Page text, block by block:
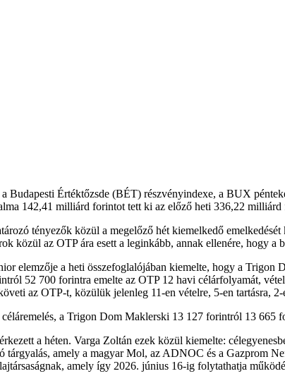
Budapesti Értéktőzsde (BÉT) részvényindexe, a BUX
142,41 milliárd forintot tett ki az előző heti 336,22
tényezők közül a megelőző hét kiemelkedő
közül az OTP ára esett a leginkább, annak ellenére, hogy a
elemzője a heti összefoglalójában kiemelte, hogy a
52 700 forintra emelte az OTP 12 havi célárfolyamát,
az OTP-t, közülük jelenleg 11-en vételre, 5-en tartásra,
a Trigon Dom Maklerski 13 127 forintról 13 665
a héten. Varga Zoltán ezek közül kiemelte:
tárgyalás, amely a magyar Mol, az ADNOC és a Gazprom
amely így 2026. június 16-ig folytathatja